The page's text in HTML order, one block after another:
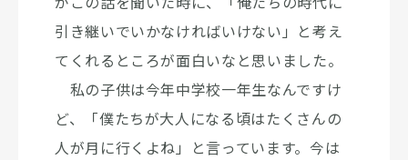
引き継いでいかなければいけない」と考え
てくれるところが面白いなと思いました。
私の子供は今年中学校一年生なんですけ
ど、「僕たちが大人になる頃はたくさんの
人が月に行くよね」と言っています。今は